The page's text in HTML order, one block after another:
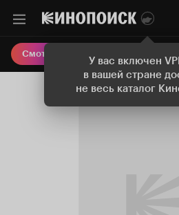
У вас включен
в вашей стране
не весь каталог
Смотреть кино Онлайн-